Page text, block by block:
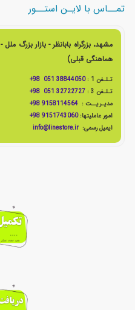
تمــاس با لایـن استــور
هماهنگی قبلی)
تـلـفن 1 : 38844050 051 98+
تـلـفن 3 :
32722727 051 98+
مدیـریــت :9158114564 98+
امور عاملیتها:9151743060 98+
ایمیل رسمی: info@linestore.ir